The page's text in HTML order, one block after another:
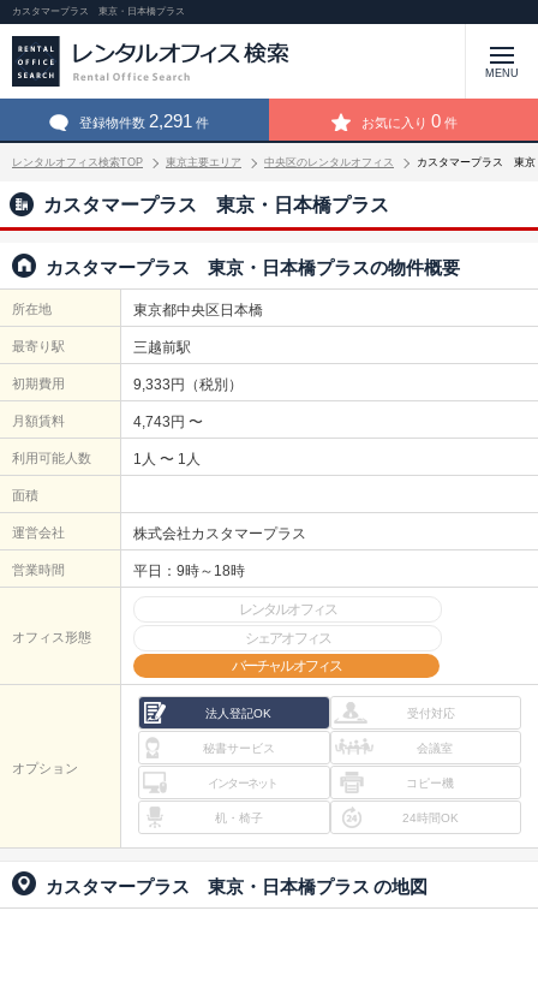
カスタマープラス 東京・日本橋プラス
MENU
登録物件数 2,291 件 お気に入り 0 件
レンタルオフィス検索TOP 東京主要エリア 中央区のレンタルオフィス カスタマープラス 東京
カスタマープラス 東京・日本橋プラス
カスタマープラス 東京・日本橋プラスの物件概要
所在地 東京都中央区日本橋
最寄り駅 三越前駅
初期費用 9,333円（税別）
月額賃料 4,743円 〜
利用可能人数 1人 〜 1人
面積
運営会社 株式会社カスタマープラス
営業時間 平日：9時～18時
オフィス形態
レンタルオフィス
シェアオフィス
バーチャルオフィス
オプション
法人登記OK 受付対応
秘書サービス 会議室
インターネット コピー機
机・椅子 24時間OK
カスタマープラス 東京・日本橋プラス の地図